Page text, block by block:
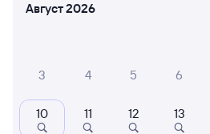
Откуда
Когда
Август 2026
3 4 5 6
10 11 12 13